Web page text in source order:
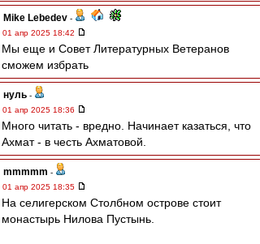
Mike Lebedev -
01 апр 2025 18:42
Мы еще и Совет Литературных Ветеранов
сможем избрать
нуль -
01 апр 2025 18:36
Много читать - вредно. Начинает казаться, что
Ахмат - в честь Ахматовой.
mmmmm -
01 апр 2025 18:35
На селигерском Столбном острове стоит
монастырь Нилова Пустынь.